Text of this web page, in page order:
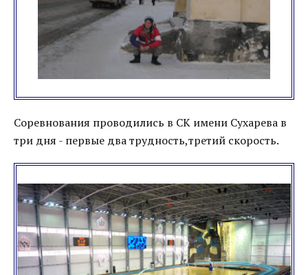
Соревнования проводились в СК имени Сухарева в
три дня - первые два трудность,третий скорость.